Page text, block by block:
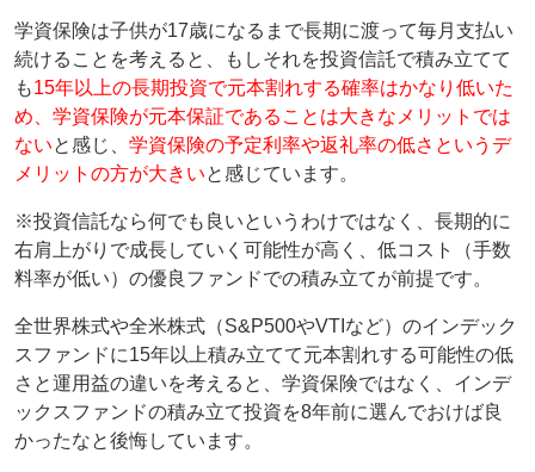
学資保険は子供が17歳になるまで長期に渡って毎月支払い
続けることを考えると、もしそれを投資信託で積み立てて
も15年以上の長期投資で元本割れする確率はかなり低いた
め、学資保険が元本保証であることは大きなメリットでは
ないと感じ、 学資保険の予定利率や返礼率の低さというデ
メリットの方が大きいと感じています。
※投資信託なら何でも良いというわけではなく、長期的に
右肩上がりで成長していく可能性が高く、低コスト（手数
料率が低い）の優良ファンドでの積み立てが前提です。
全世界株式や全米株式（S&P500やVTIなど）のインデック
スファンドに15年以上積み立てて元本割れする可能性の低
さと運用益の違いを考えると、学資保険ではなく、インデ
ックスファンドの積み立て投資を8年前に選んでおけば良
かったなと後悔しています。